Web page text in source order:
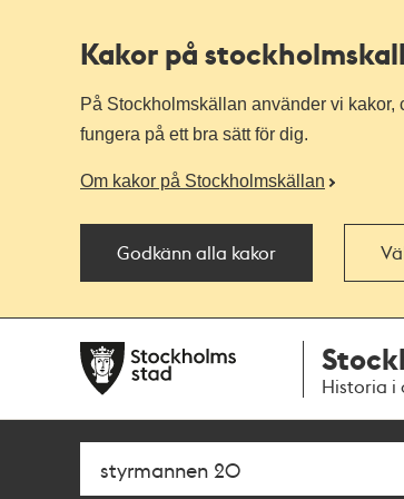
Kakor på
På Stockholmskällan använder vi
fungera på ett bra sätt för dig.
Om kakor på Stockholmskällan
Godkänn alla kakor
navigationen
huvudinnehållet
Historia i
Sök